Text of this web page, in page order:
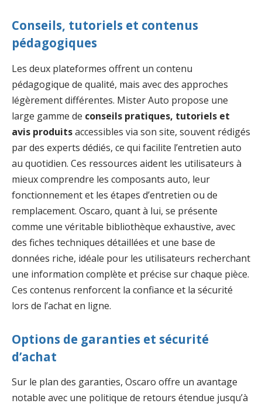
Conseils, tutoriels et contenus
pédagogiques
Les deux plateformes offrent un contenu
pédagogique de qualité, mais avec des approches
légèrement différentes. Mister Auto propose une
large gamme de conseils pratiques, tutoriels et
avis produitsaccessibles via son site, souvent rédigés
par des experts dédiés, ce qui facilite l’entretien auto
au quotidien. Ces ressources aident les utilisateurs à
mieux comprendre les composants auto, leur
fonctionnement et les étapes d’entretien ou de
remplacement. Oscaro, quant à lui, se présente
comme une véritable bibliothèque exhaustive, avec
des fiches techniques détaillées et une base de
données riche, idéale pour les utilisateurs recherchant
une information complète et précise sur chaque pièce.
Ces contenus renforcent la confiance et la sécurité
lors de l’achat en ligne.
Options de garanties et sécurité
d’achat
Sur le plan des garanties, Oscaro offre un avantage
notable avec une politique de retours étendue jusqu’à